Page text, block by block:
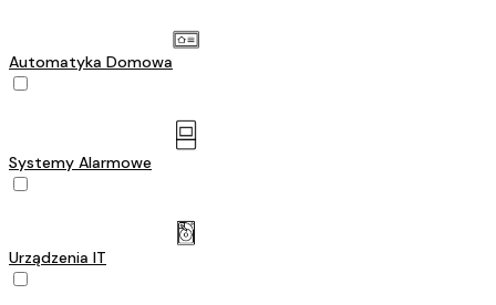
Automatyka Domowa
Systemy Alarmowe
Urządzenia IT